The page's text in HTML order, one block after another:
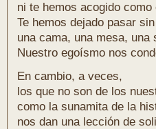
ni te hemos acogido como
Te hemos dejado pasar
una cama, una mesa, una
Nuestro egoísmo nos
En cambio, a veces,
los que no son de los
como la sunamita de la
nos dan una lección de